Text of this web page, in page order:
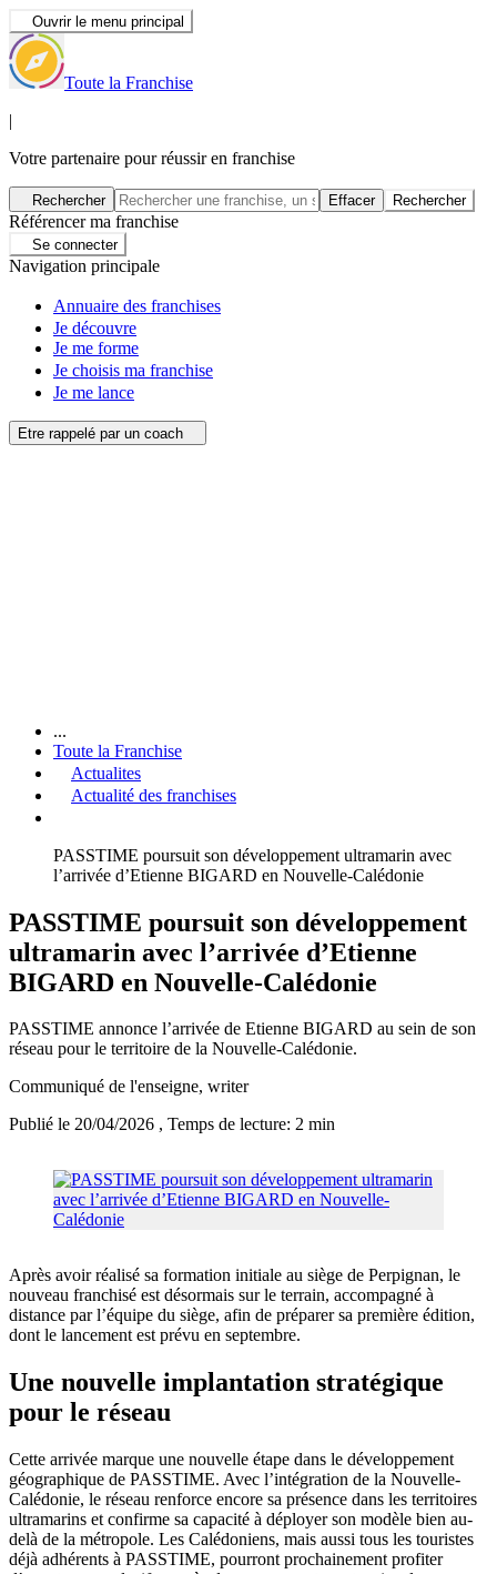
Ouvrir le menu principal
Toute la Franchise
|
Votre partenaire pour réussir en franchise
Rechercher Effacer Rechercher
Référencer ma franchise
Se connecter
Navigation principale
Annuaire des franchises
Je découvre
Je me forme
Je choisis ma franchise
Je me lance
Etre rappelé par un coach
...
Toute la Franchise
Actualites
Actualité des franchises
PASSTIME poursuit son développement ultramarin avec
l’arrivée d’Etienne BIGARD en Nouvelle-Calédonie
PASSTIME poursuit son développement
ultramarin avec l’arrivée d’Etienne
BIGARD en Nouvelle-Calédonie
PASSTIME annonce l’arrivée de Etienne BIGARD au sein de son
réseau pour le territoire de la Nouvelle-Calédonie.
Communiqué de l'enseigne, writer
Publié le 20/04/2026 , Temps de lecture: 2 min
Après avoir réalisé sa formation initiale au siège de Perpignan, le
nouveau franchisé est désormais sur le terrain, accompagné à
distance par l’équipe du siège, afin de préparer sa première édition,
dont le lancement est prévu en septembre.
Une nouvelle implantation stratégique
pour le réseau
Cette arrivée marque une nouvelle étape dans le développement
géographique de PASSTIME. Avec l’intégration de la Nouvelle-
Calédonie, le réseau renforce encore sa présence dans les territoires
ultramarins et confirme sa capacité à déployer son modèle bien au-
delà de la métropole. Les Calédoniens, mais aussi tous les touristes
déjà adhérents à PASSTIME, pourront prochainement profiter